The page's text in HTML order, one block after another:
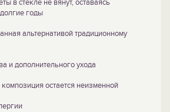
в стекле не вянут, оставаясь
годы
альтернативой традиционному
и дополнительного ухода
остается неизменной